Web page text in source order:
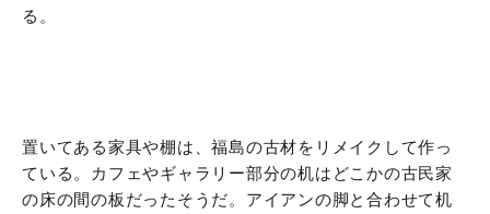
る。
置いてある家具や棚は、福島の古材をリメイクして作っ
ている。カフェやギャラリー部分の机はどこかの古民家
の床の間の板だったそうだ。アイアンの脚と合わせて机